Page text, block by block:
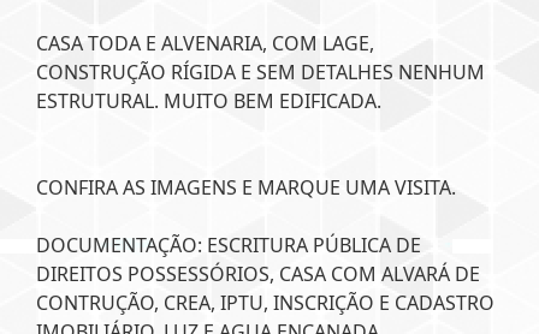
CASA TODA E ALVENARIA, COM LAGE,
CONSTRUÇÃO RÍGIDA E SEM DETALHES NENHUM
ESTRUTURAL. MUITO BEM EDIFICADA.
CONFIRA AS IMAGENS E MARQUE UMA VISITA.
DOCUMENTAÇÃO: ESCRITURA PÚBLICA DE
DIREITOS POSSESSÓRIOS, CASA COM ALVARÁ DE
CONTRUÇÃO, CREA, IPTU, INSCRIÇÃO E CADASTRO